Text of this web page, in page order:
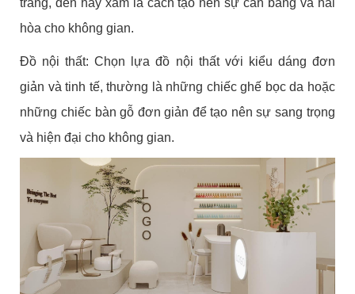
trắng, đen hay xám là cách tạo nên sự cân bằng và hài
hòa cho không gian.
Đồ nội thất: Chọn lựa đồ nội thất với kiểu dáng đơn
giản và tinh tế, thường là những chiếc ghế bọc da hoặc
những chiếc bàn gỗ đơn giản để tạo nên sự sang trọng
và hiện đại cho không gian.